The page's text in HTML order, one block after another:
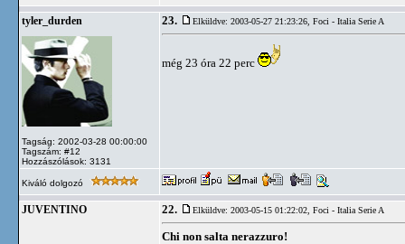
tyler_durden
Tagság: 2002-03-28 00:00:00
Tagszám: #12
Hozzászólások: 3131
23. Elküldve: 2003-05-27 21:23:26, Foci - Italia Serie A
még 23 óra 22 perc
Kiváló dolgozó
JUVENTINO 22. Elküldve: 2003-05-15 01:22:02, Foci - Italia Serie A
Chi non salta nerazzuro!